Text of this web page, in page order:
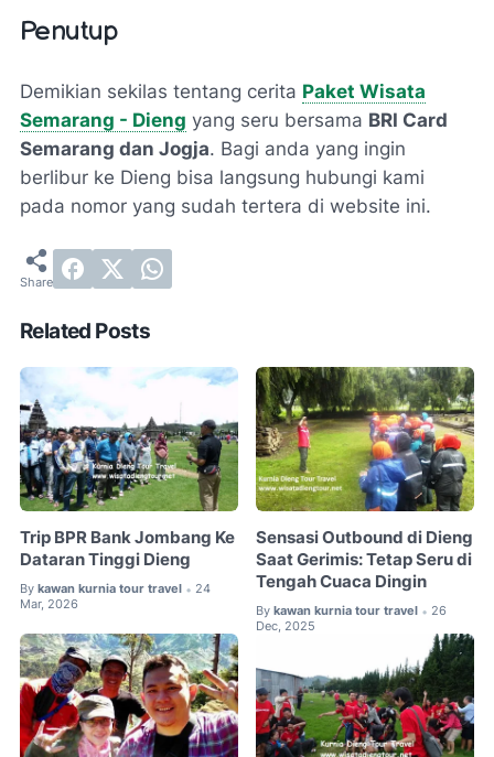
Penutup
Demikian sekilas tentang cerita Paket Wisata
Semarang - Dieng yang seru bersama BRI Card
Semarang dan Jogja. Bagi anda yang ingin
berlibur ke Dieng bisa langsung hubungi kami
pada nomor yang sudah tertera di website ini.
Related Posts
Trip BPR Bank Jombang Ke
Dataran Tinggi Dieng
By kawan kurnia tour travel • 24
Mar, 2026
Sensasi Outbound di Dieng
Saat Gerimis: Tetap Seru di
Tengah Cuaca Dingin
By kawan kurnia tour travel • 26
Dec, 2025